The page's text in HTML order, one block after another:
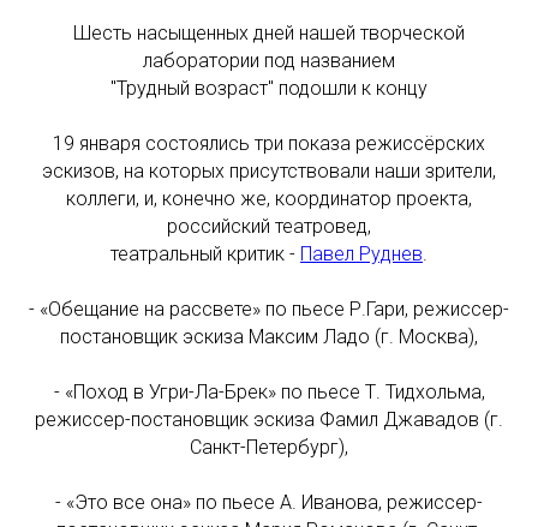
Шесть насыщенных дней нашей творческой
лаборатории под названием
"Трудный возраст" подошли к концу
19 января состоялись три показа режиссёрских
эскизов, на которых присутствовали наши зрители,
коллеги, и, конечно же, координатор проекта,
российский театровед,
театральный критик - Павел Руднев.
- «Обещание на рассвете» по пьесе Р.Гари, режиссер-
постановщик эскиза Максим Ладо (г. Москва),
- «Поход в Угри-Ла-Брек» по пьесе Т. Тидхольма,
режиссер-постановщик эскиза Фамил Джавадов (г.
Санкт-Петербург),
- «Это все она» по пьесе А. Иванова, режиссер-